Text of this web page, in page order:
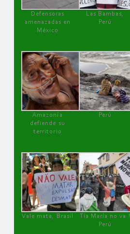
Defensoras
amenazadas en
México
Las Bambas,
Perú
Amazonía
defiende su
territorio
Perú
Vale mata, Brasil
Tía María no va !
Perú